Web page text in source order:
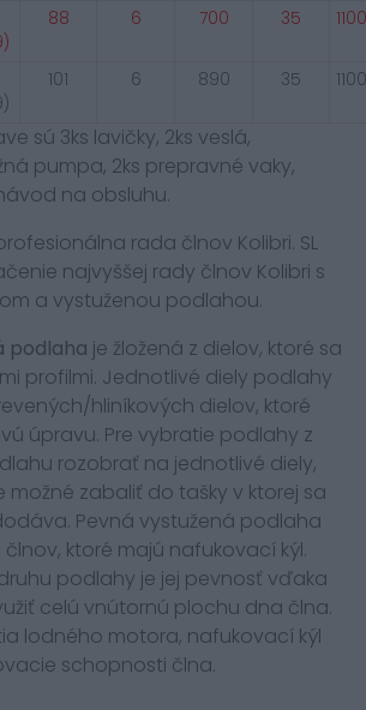
88 6 700 35
101 6 890 35
sú 3ks lavičky, 2ks veslá,
pumpa, 2ks prepravné vaky,
na obsluhu.
rada člnov Kolibri. SL
najvyššej rady člnov Kolibri s
a vystuženou podlahou.
podlaha je žložená z dielov, ktoré sa
profilmi. Jednotlivé diely podlahy
hliníkových dielov, ktoré
úpravu. Pre vybratie podlahy z
rozobrať na jednotlivé diely,
možné zabaliť do tašky v ktorej sa
Pevná vystužená podlaha
ktoré majú nafukovací kýl.
podlahy je jej pevnosť vďaka
celú vnútornú plochu dna člna.
lodného motora, nafukovací kýl
schopnosti člna.